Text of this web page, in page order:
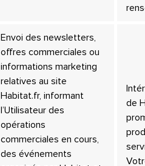
Envoi des newsletters,
offres commerciales ou
informations marketing
relatives au site
Habitat.fr, informant
l’Utilisateur des
opérations
commerciales en cours,
des événements
de